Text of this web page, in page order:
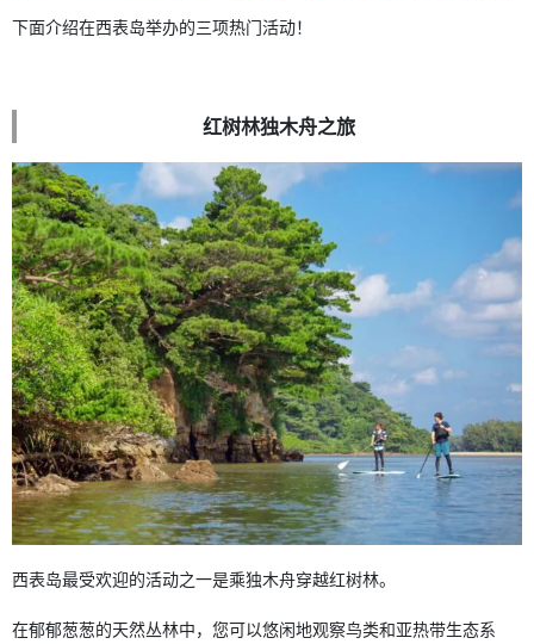
下面介绍在西表岛举办的三项热门活动！
红树林独木舟之旅
西表岛最受欢迎的活动之一是乘独木舟穿越红树林。
在郁郁葱葱的天然丛林中，您可以悠闲地观察鸟类和亚热带生态系